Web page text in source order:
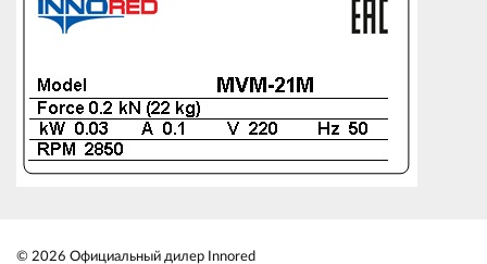
© 2026 Официальный дилер Innored